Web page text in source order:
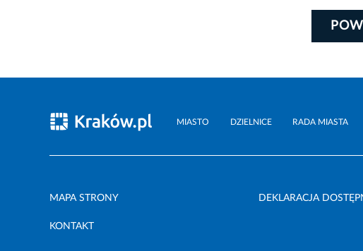
MIASTO DZIELNICE RADA MIASTA
MAPA STRONY DEKLARACJA
KONTAKT